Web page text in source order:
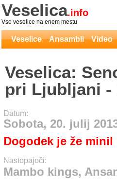
Veselica.info
Vse veselice na enem mestu
Veselice Ansambli Video
Veselica:
pri Ljubljani -
kings,
Datum:
Sobota, 20. julij
Dogodek je že minil
Nastopajoči:
Mambo kings,